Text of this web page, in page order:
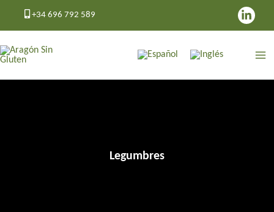
+34 696 792 589
Legumbres